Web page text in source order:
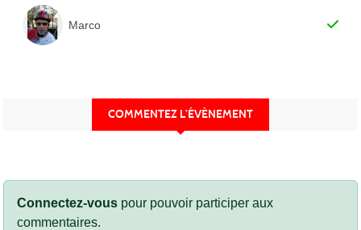
Marco
COMMENTEZ L’ÉVÈNEMENT
Connectez-vous pour pouvoir participer aux
commentaires.